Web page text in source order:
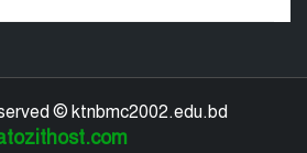
© ktnbmc2002.edu.bd